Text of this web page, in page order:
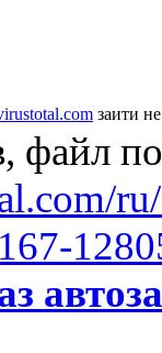
заити
файл